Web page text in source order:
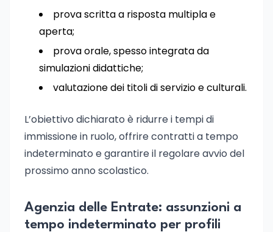
prova scritta a risposta multipla e
aperta;
prova orale, spesso integrata da
simulazioni didattiche;
valutazione dei titoli di servizio e culturali.
L’obiettivo dichiarato è ridurre i tempi di
immissione in ruolo, offrire contratti a tempo
indeterminato e garantire il regolare avvio del
prossimo anno scolastico.
Agenzia delle Entrate: assunzioni a
tempo indeterminato per profili